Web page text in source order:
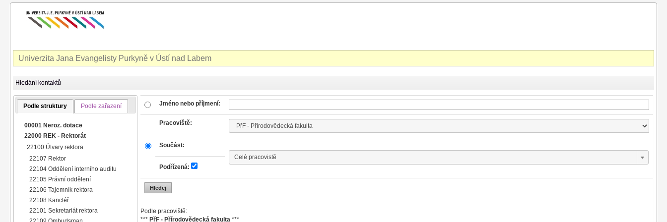
Univerzita Jana Evangelisty Purkyně v Ústí nad Labem
Hledání kontaktů
Podle struktury Podle zařazení
00001 Neroz. dotace
22000 REK - Rektorát
22100 Útvary rektora
22107 Rektor
22104 Oddělení interního auditu
22105 Právní oddělení
22106 Tajemník rektora
22108 Kancléř
22101 Sekretariát rektora
Jméno nebo příjmení:
Pracoviště:
Součást:
Podřízená:
Podle pracoviště:
*** PřF - Přírodovědecká fakulta ***